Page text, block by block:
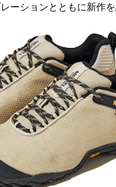
ーションとともに新作を